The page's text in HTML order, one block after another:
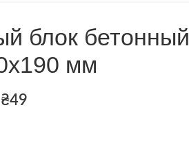
блок бетонный
мм
₴49